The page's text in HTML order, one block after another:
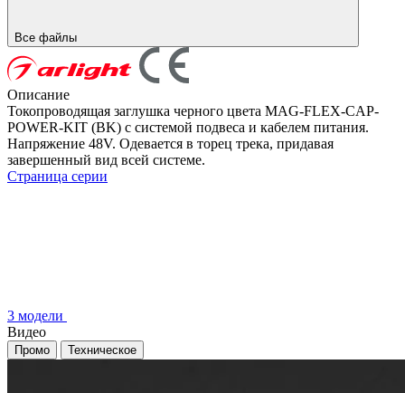
Все файлы
Описание
Токопроводящая заглушка черного цвета MAG-FLEX-CAP-
POWER-KIT (BK) с системой подвеса и кабелем питания.
Напряжение 48V. Одевается в торец трека, придавая
завершенный вид всей системе.
Страница серии
3 модели
Видео
Промо Техническое